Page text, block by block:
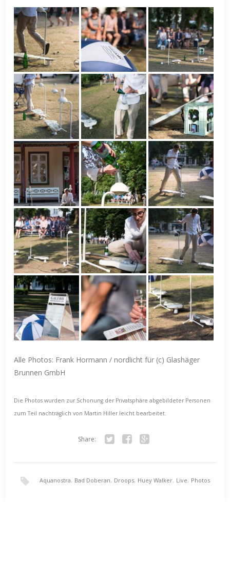
Alle Photos: Frank Hormann / nordlicht für (c) Glashäger
Brunnen GmbH
Die Photos wurden zur Schonung der Privatsphäre abgebildeter Personen
zum Teil nachträglich von Martin Hiller leicht bearbeitet.
Share:
Aquanostra, Bad Doberan, Droops, Huey Walker, Live, Photos